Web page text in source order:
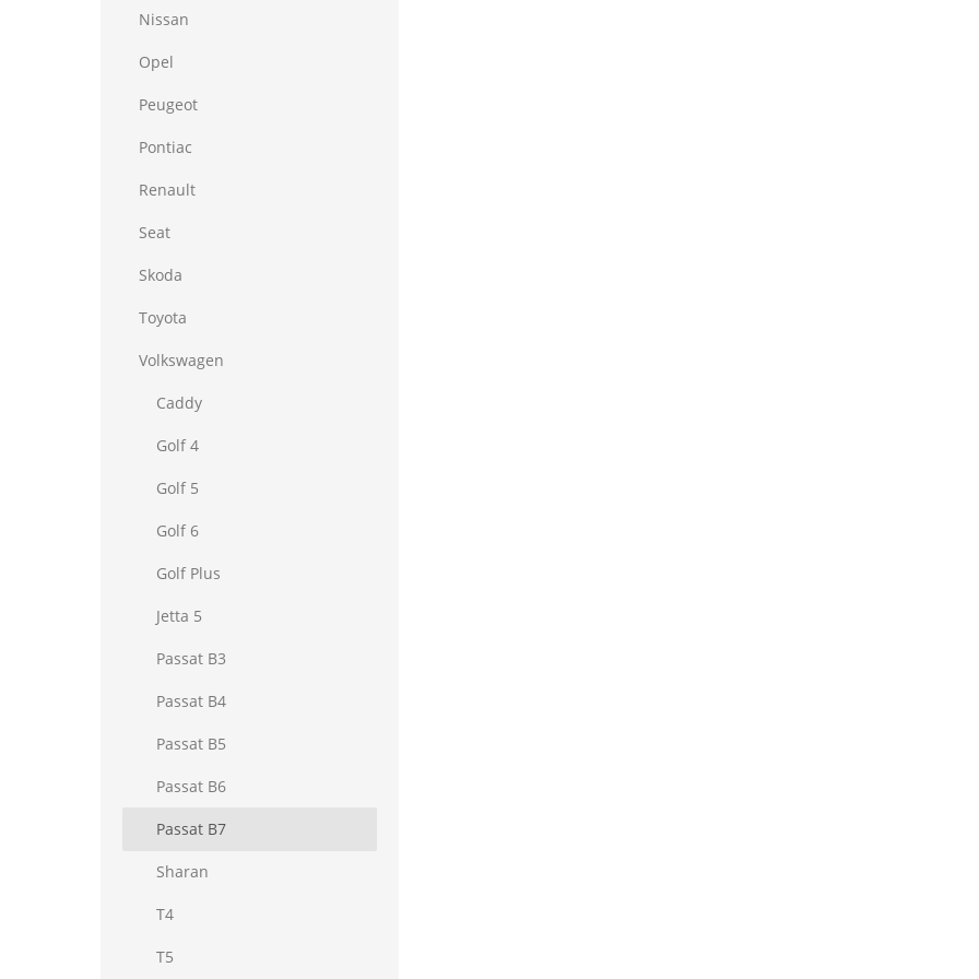
Nissan
Opel
Peugeot
Pontiac
Renault
Seat
Skoda
Toyota
Volkswagen
Caddy
Golf 4
Golf 5
Golf 6
Golf Plus
Jetta 5
Passat B3
Passat B4
Passat B5
Passat B6
Passat B7
Sharan
T4
T5